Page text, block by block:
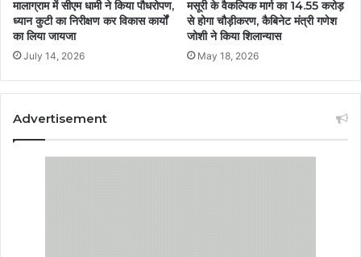
मालाग्राम में सीएम धामी ने किया पौधरोपण,
ध्यान कुटी का निरीक्षण कर विकास कार्यों
का लिया जायजा
July 14, 2026
मसूरी के वैकल्पिक मार्ग का 14.55 करोड़
से होगा चौड़ीकरण, कैबिनेट मंत्री गणेश
जोशी ने किया शिलान्यास
May 18, 2026
Advertisement